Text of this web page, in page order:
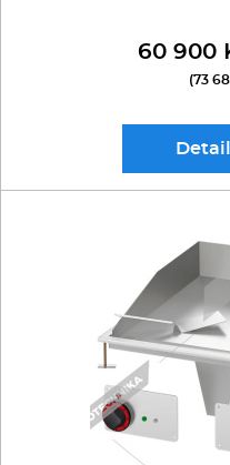
60 900
(73
Detail